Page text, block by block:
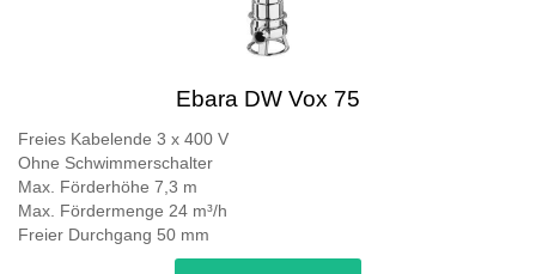
Ebara DW Vox 75
Freies Kabelende 3 x 400 V
Ohne Schwimmerschalter
Max. Förderhöhe 7,3 m
Max. Fördermenge 24 m³/h
Freier Durchgang 50 mm